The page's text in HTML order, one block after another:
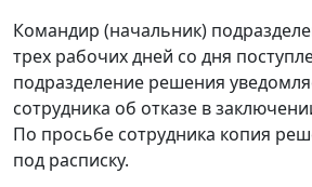
Командир (начальник)
трех рабочих дней со дня
подразделение решения
сотрудника об отказе в
По просьбе сотрудника копия
под расписку.